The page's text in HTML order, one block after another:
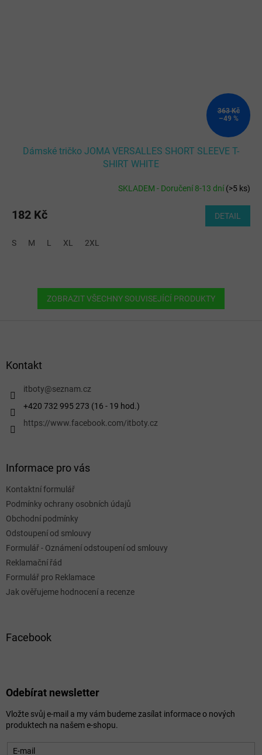
363 Kč
–49 %
Dámské tričko JOMA VERSALLES SHORT SLEEVE T-
SHIRT WHITE
SKLADEM - Doručení 8-13 dní(>5 ks)
182 Kč DETAIL
S M L XL 2XL
ZOBRAZIT VŠECHNY SOUVISEJÍCÍ PRODUKTY
Kontakt
itboty@seznam.cz
+420 732 995 273 (16 - 19 hod.)
https://www.facebook.com/itboty.cz
Informace pro vás
Kontaktní formulář
Podmínky ochrany osobních údajů
Obchodní podmínky
Odstoupení od smlouvy
Formulář - Oznámení odstoupení od smlouvy
Reklamační řád
Formulář pro Reklamace
Jak ověřujeme hodnocení a recenze
Facebook
Odebírat newsletter
Vložte svůj e-mail a my vám budeme zasílat informace o nových
produktech na našem e-shopu.
E-mail